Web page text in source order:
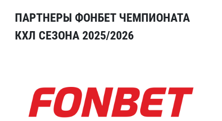
ПАРТНЕРЫ ФОНБЕТ ЧЕМПИОНАТА
КХЛ СЕЗОНА 2025/2026